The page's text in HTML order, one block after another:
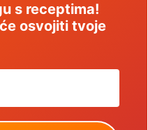
s receptima!
osvojiti tvoje